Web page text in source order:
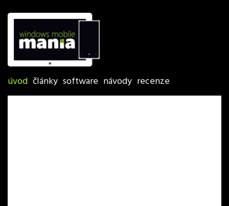
úvod články software návody recenze